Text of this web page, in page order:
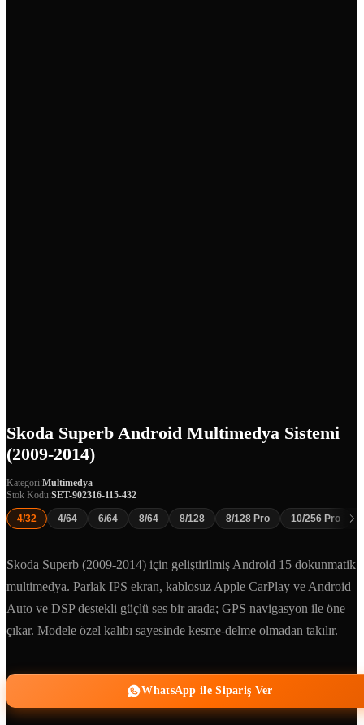
Skoda Superb Android Multimedya Sistemi
(2009-2014)
Kategori:Multimedya
Stok Kodu:SET-902316-115-432
4/32 4/64 6/64 8/64 8/128 8/128 Pro 10/256 Pro
Skoda Superb (2009-2014) için geliştirilmiş Android 15 dokunmatik
multimedya. Parlak IPS ekran, kablosuz Apple CarPlay ve Android
Auto ve DSP destekli güçlü ses bir arada; GPS navigasyon ile öne
çıkar. Modele özel kalıbı sayesinde kesme-delme olmadan takılır.
WhatsApp ile Sipariş Ver